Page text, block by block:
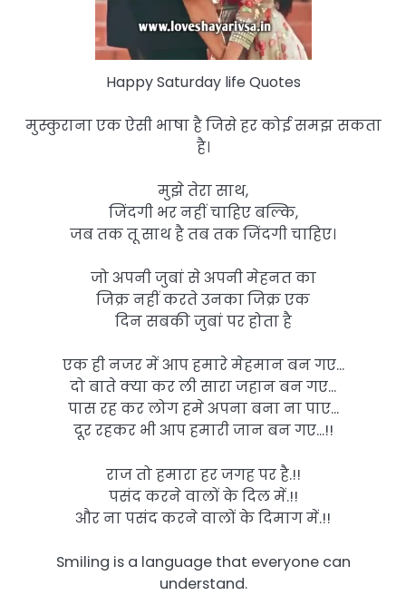
Happy Saturday life Quotes
मुस्कुराना एक ऐसी भाषा है जिसे हर कोई समझ सकता
है।
मुझे तेरा साथ,
जिंदगी भर नहीं चाहिए बल्कि,
जब तक तू साथ है तब तक जिंदगी चाहिए।
जो अपनी जुबां से अपनी मेहनत का
जिक्र नहीं करते उनका जिक्र एक
दिन सबकी जुबां पर होता है
एक ही नजर में आप हमारे मेहमान बन गए…
दो बाते क्या कर ली सारा जहान बन गए…
पास रह कर लोग हमे अपना बना ना पाए…
दूर रहकर भी आप हमारी जान बन गए…!!
राज तो हमारा हर जगह पर है.!!
पसंद करने वालों के दिल में.!!
और ना पसंद करने वालों के दिमाग में.!!
Smiling is a language that everyone can
understand.